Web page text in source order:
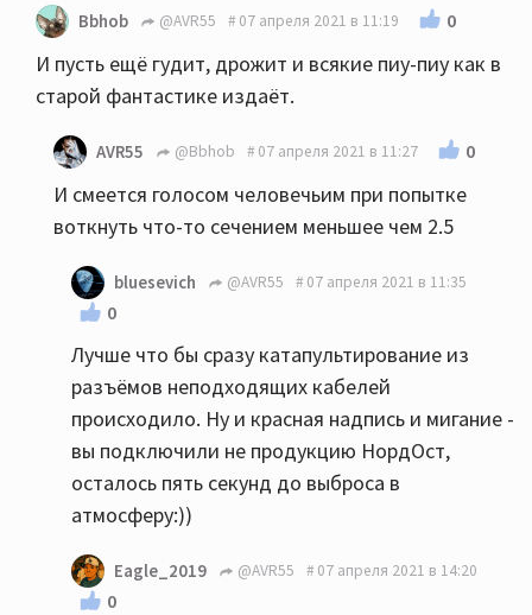
Bbhob @AVR55 07 апреля 2021 в 11:19 0
И пусть ещё гудит, дрожит и всякие пиу-пиу как в
старой фантастике издаёт.
AVR55 @Bbhob 07 апреля 2021 в 11:27 0
И смеется голосом человечьим при попытке
воткнуть что-то сечением меньшее чем 2.5
bluesevich @AVR55 07 апреля 2021 в 11:35
0
Лучше что бы сразу катапультирование из
разъёмов неподходящих кабелей
происходило. Ну и красная надпись и мигание -
вы подключили не продукцию НордОст,
осталось пять секунд до выброса в
атмосферу:))
Eagle_2019 @AVR55 07 апреля 2021 в 14:20
0